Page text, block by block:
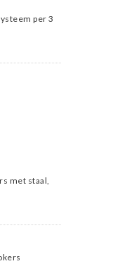
per 3
met staal,